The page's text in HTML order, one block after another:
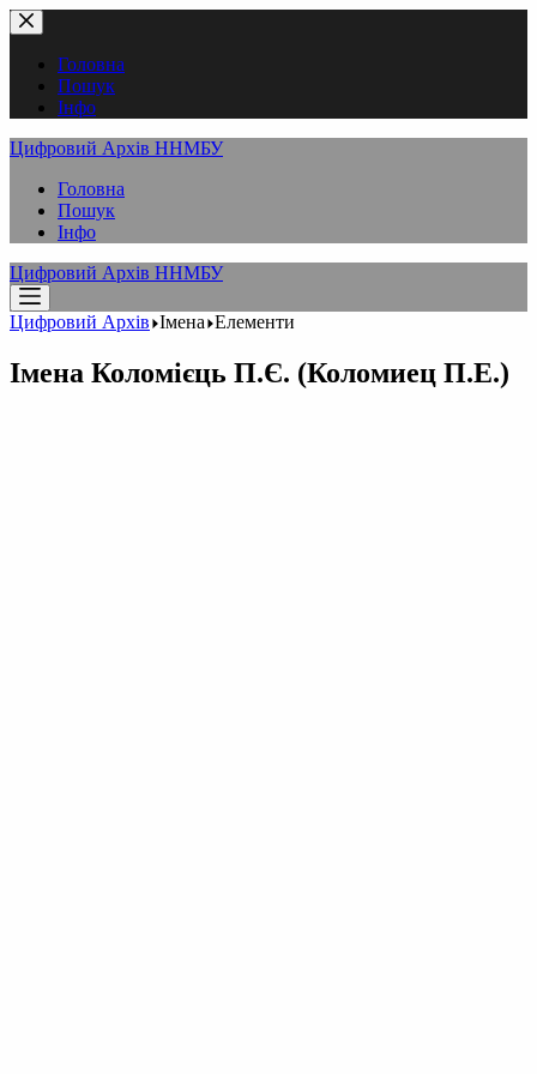
Перейти
до
вмістуГоловна
Пошук
Інфо
Цифровий Архів ННМБУ
Головна
Пошук
Інфо
Цифровий Архів ННМБУ
Цифровий Архів Імена Елементи
Імена Коломієць П.Є. (Коломиец П.Е.)